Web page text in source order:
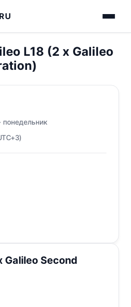
L18 (2 x Galileo
· понедельник
Galileo Second